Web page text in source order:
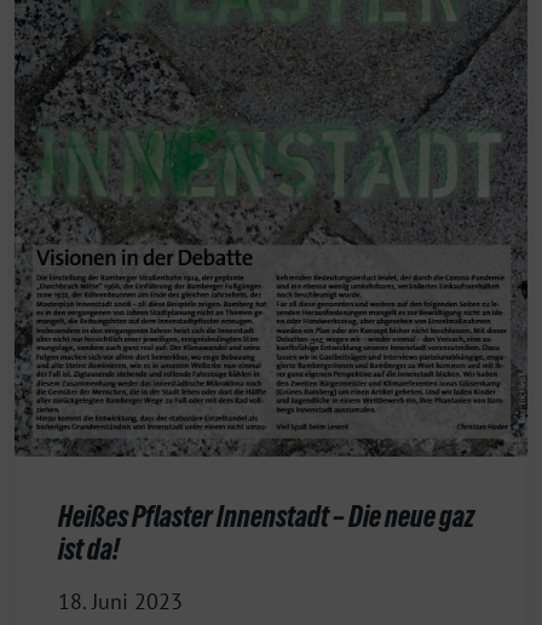
Heißes Pflaster Innenstadt – Die neue gaz
ist da!
18. Juni 2023